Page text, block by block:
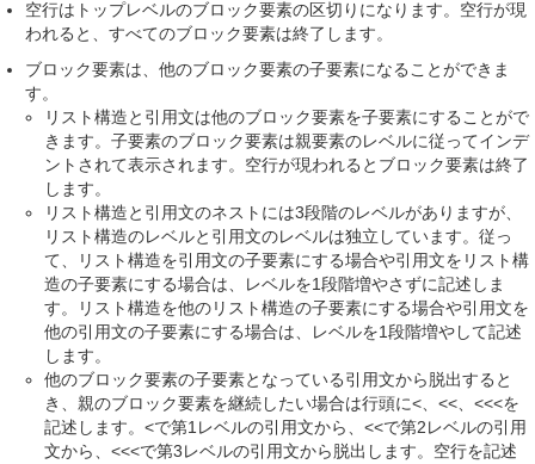
空行はトップレベルのブロック要素の区切りになります。空行が現
われると、すべてのブロック要素は終了します。
ブロック要素は、他のブロック要素の子要素になることができま
す。
リスト構造と引用文は他のブロック要素を子要素にすることがで
きます。子要素のブロック要素は親要素のレベルに従ってインデ
ントされて表示されます。空行が現われるとブロック要素は終了
します。
リスト構造と引用文のネストには3段階のレベルがありますが、
リスト構造のレベルと引用文のレベルは独立しています。従っ
て、リスト構造を引用文の子要素にする場合や引用文をリスト構
造の子要素にする場合は、レベルを1段階増やさずに記述しま
す。リスト構造を他のリスト構造の子要素にする場合や引用文を
他の引用文の子要素にする場合は、レベルを1段階増やして記述
します。
他のブロック要素の子要素となっている引用文から脱出すると
き、親のブロック要素を継続したい場合は行頭に<、<<、<<<を
記述します。<で第1レベルの引用文から、<<で第2レベルの引用
文から、<<<で第3レベルの引用文から脱出します。空行を記述